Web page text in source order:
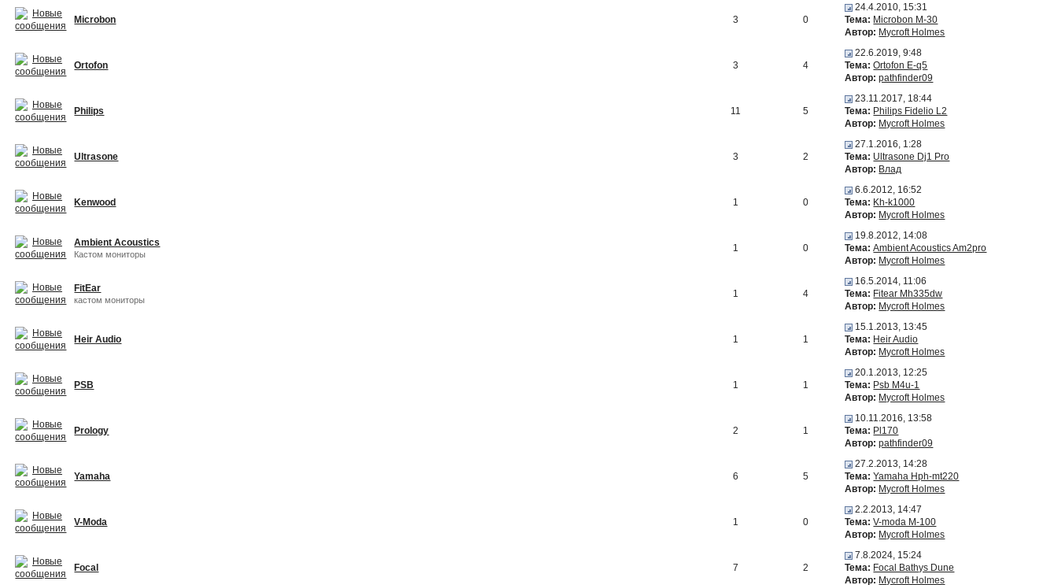
Microbon 3 0
24.4.2010, 15:31
Тема: Microbon M-30
Автор: Mycroft Holmes
Ortofon 3 4
22.6.2019, 9:48
Тема: Ortofon E-q5
Автор: pathfinder09
Philips 11 5
23.11.2017, 18:44
Тема: Philips Fidelio L2
Автор: Mycroft Holmes
Ultrasone 3 2
27.1.2016, 1:28
Тема: Ultrasone Dj1 Pro
Автор: Влад
Kenwood 1 0
6.6.2012, 16:52
Тема: Kh-k1000
Автор: Mycroft Holmes
Ambient Acoustics
Кастом мониторы
1 0
19.8.2012, 14:08
Тема: Ambient Acoustics Am2pro
Автор: Mycroft Holmes
FitEar
кастом мониторы
1 4
16.5.2014, 11:06
Тема: Fitear Mh335dw
Автор: Mycroft Holmes
Heir Audio 1 1
15.1.2013, 13:45
Тема: Heir Audio
Автор: Mycroft Holmes
PSB 1 1
20.1.2013, 12:25
Тема: Psb M4u-1
Автор: Mycroft Holmes
Prology 2 1
10.11.2016, 13:58
Тема: Pl170
Автор: pathfinder09
Yamaha 6 5
27.2.2013, 14:28
Тема: Yamaha Hph-mt220
Автор: Mycroft Holmes
V-Moda 1 0
2.2.2013, 14:47
Тема: V-moda M-100
Автор: Mycroft Holmes
Focal 7 2
7.8.2024, 15:24
Тема: Focal Bathys Dune
Автор: Mycroft Holmes